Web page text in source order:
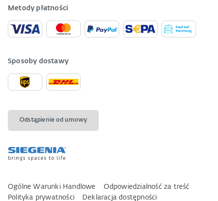
Metody płatności
Sposoby dostawy
Odstąpienie od umowy
Ogólne Warunki Handlowe
Odpowiedzialność za treść
Polityka prywatności
Deklaracja dostępności